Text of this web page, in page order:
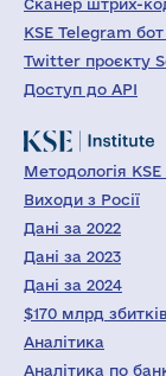
Сканер штрих-
KSE Telegram
Twitter проєкту
Доступ до API
Методологія
Виходи з Росії
Дані за 2022
Дані за 2023
Дані за 2024
$170 млрд збитків
Аналітика
Аналітика по